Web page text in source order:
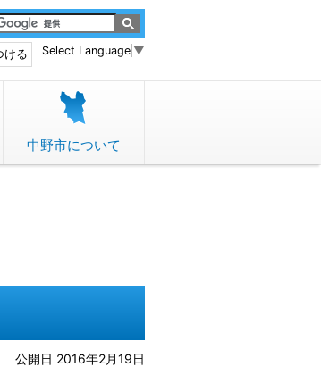
Select Language ▼
ける
中野市について
公開日 2016年2月19日